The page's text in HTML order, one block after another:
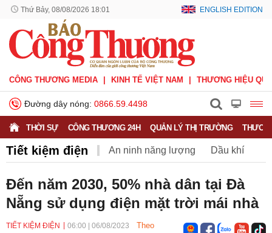
Thứ Bảy, 08/08/2026 18:01 ENGLISH EDITION
CÔNG THƯƠNG MEDIA KINH TẾ VIỆT NAM THƯƠNG HIỆU
Đường dây nóng: 0866.59.4498
THỜI SỰ CÔNG THƯƠNG 24H QUẢN LÝ THỊ TRƯỜNG
Tiết kiệm điện An ninh năng lượng Dầu khí
Đến năm 2030, 50% nhà dân tại Đà
Nẵng sử dụng điện mặt trời mái nhà
TIẾT KIỆM ĐIỆN 06:00 06/08/2023
Theo